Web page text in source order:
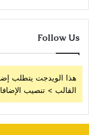
Follow Us
هذا الويدجت يتطلب
القالب > تنصيب